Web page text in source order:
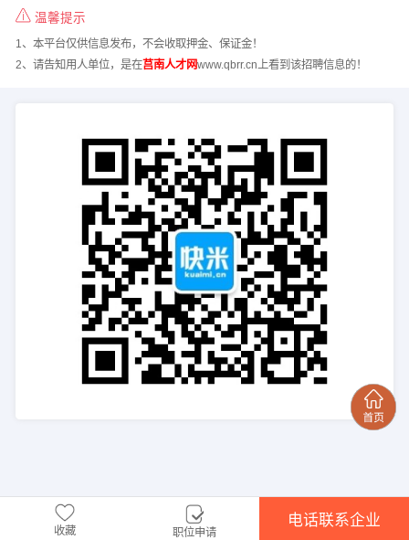
温馨提示
1、本平台仅供信息发布，不会收取押金、保证金！
2、请告知用人单位，是在莒南人才网www.qbrr.cn上看到该招聘信息的！
收藏 职位申请
电话联系企业